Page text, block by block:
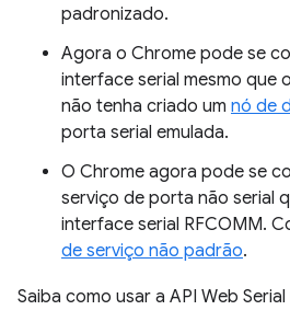
padronizado.
Agora o Chrome pode se
interface serial mesmo que
não tenha criado um nó de
porta serial emulada.
O Chrome agora pode se
serviço de porta não serial
interface serial RFCOMM.
de serviço não padrão.
Saiba como usar a API Web